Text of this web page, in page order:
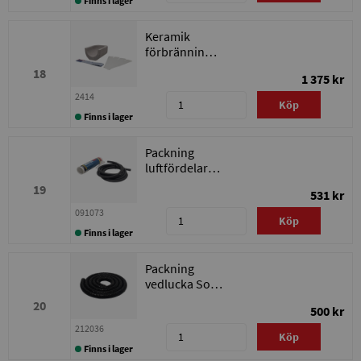
18
Keramik
förbränningskammare
1 375 kr
2414
Finns i lager
Köp
19
Packning
luftfördelare
531 kr
091073
Finns i lager
Köp
20
Packning
vedlucka Solo
500 kr
212036
Finns i lager
Köp